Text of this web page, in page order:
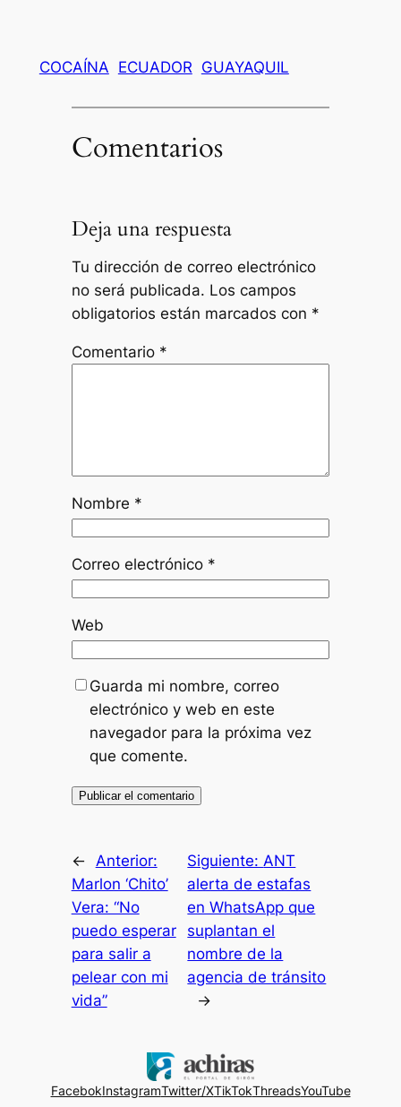
COCAÍNA ECUADOR GUAYAQUIL
Comentarios
Deja una respuesta
Tu dirección de correo electrónico
no será publicada. Los campos
obligatorios están marcados con *
Comentario *
Nombre *
Correo electrónico *
Web
Guarda mi nombre, correo
electrónico y web en este
navegador para la próxima vez
que comente.
←
Anterior:
Marlon ‘Chito’
Vera: “No
puedo esperar
para salir a
pelear con mi
vida”
Siguiente: ANT
alerta de estafas
en WhatsApp que
suplantan el
nombre de la
agencia de tránsito
→
FacebokInstagramTwitter/XTikTokThreadsYouTube